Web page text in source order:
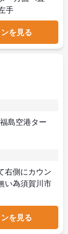
手
を見る
島空港ター
右側にカウン
い為須賀川市
を見る